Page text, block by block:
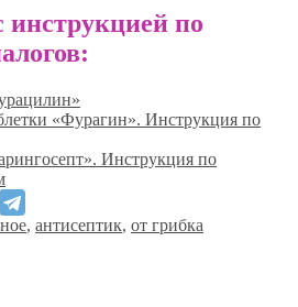
инструкцией по
«Фурагин». Инструкция по
Инструкция по
, антисептик, от грибка